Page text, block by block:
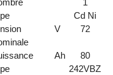
1
Cd Ni
V 72
Ah
80
242VBZ